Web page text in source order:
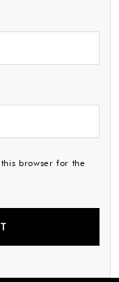
browser for the